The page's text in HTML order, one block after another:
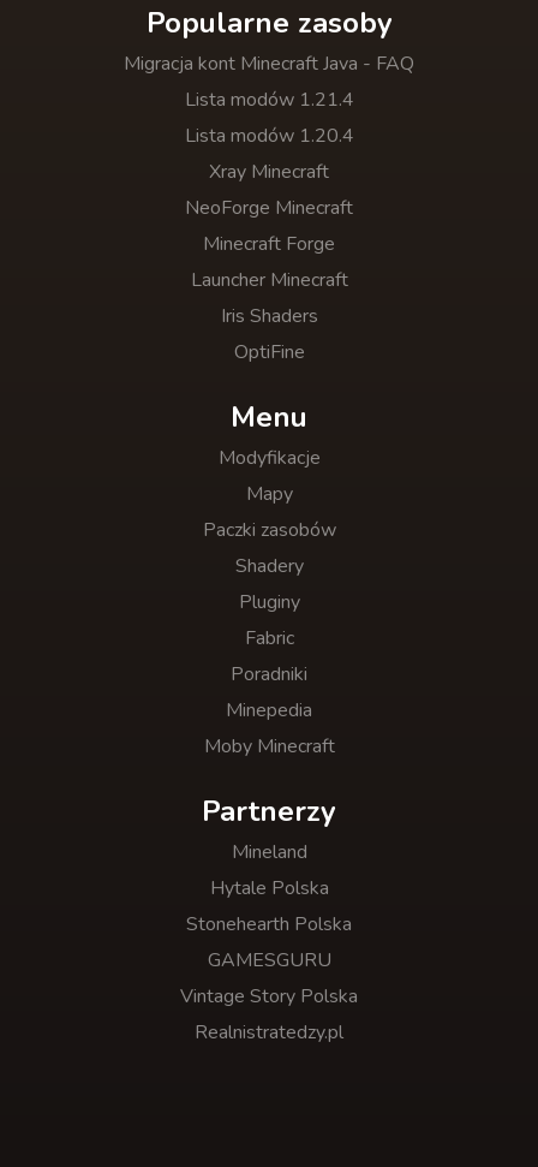
Popularne zasoby
Migracja kont Minecraft Java - FAQ
Lista modów 1.21.4
Lista modów 1.20.4
Xray Minecraft
NeoForge Minecraft
Minecraft Forge
Launcher Minecraft
Iris Shaders
OptiFine
Menu
Modyfikacje
Mapy
Paczki zasobów
Shadery
Pluginy
Fabric
Poradniki
Minepedia
Moby Minecraft
Partnerzy
Mineland
Hytale Polska
Stonehearth Polska
GAMESGURU
Vintage Story Polska
Realnistratedzy.pl